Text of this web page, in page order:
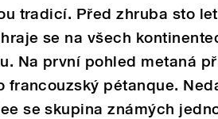
tradicí. Před zhruba sto
se na všech
Na první pohled metaná
francouzský pétanque.
se skupina známých